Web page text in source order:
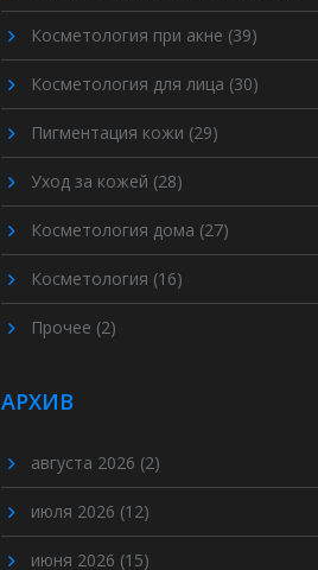
Косметология при акне (39)
Косметология для лица (30)
Пигментация кожи (29)
Уход за кожей (28)
Косметология дома (27)
Косметология (16)
Прочее (2)
АРХИВ
августа 2026 (2)
июля 2026 (12)
июня 2026 (15)